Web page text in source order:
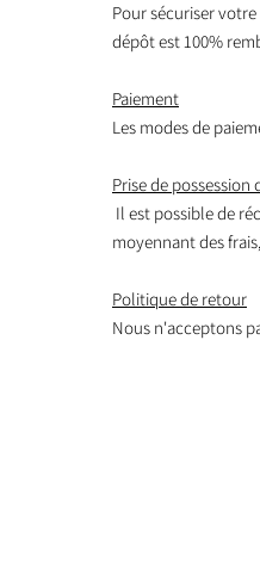
Pour sécuriser
dépôt est 100%
Paiement
Les modes de
Prise de possession
Il est possible de
moyennant des
Politique de retour
Nous n'acceptons